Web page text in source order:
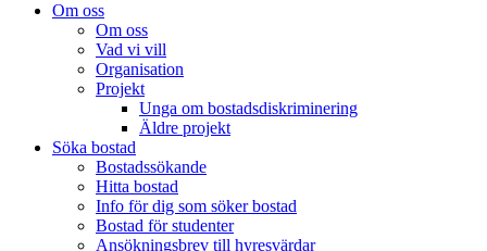
Om oss
Om oss
Vad vi vill
Organisation
Projekt
Unga om bostadsdiskriminering
Äldre projekt
Söka bostad
Bostadssökande
Hitta bostad
Info för dig som söker bostad
Bostad för studenter
Ansökningsbrev till hyresvärdar